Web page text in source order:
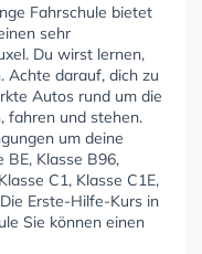
Fahrschule bietet
sehr
Du wirst lernen,
Achte darauf, dich zu
Autos rund um die
fahren und stehen.
um deine
BE, Klasse B96,
C1, Klasse C1E,
Erste-Hilfe-Kurs in
Sie können einen